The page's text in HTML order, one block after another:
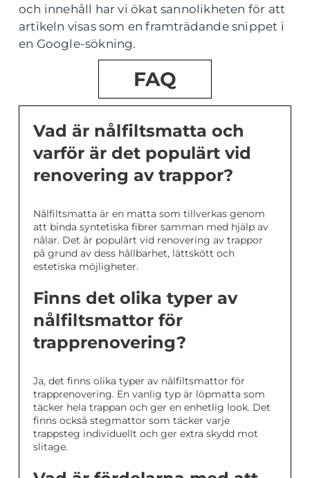
och innehåll har vi ökat sannolikheten för att
artikeln visas som en framträdande snippet i
en Google-sökning.
FAQ
Vad är nålfiltsmatta och
varför är det populärt vid
renovering av trappor?
Nålfiltsmatta är en matta som tillverkas genom
att binda syntetiska fibrer samman med hjälp av
nålar. Det är populärt vid renovering av trappor
på grund av dess hållbarhet, lättskött och
estetiska möjligheter.
Finns det olika typer av
nålfiltsmattor för
trapprenovering?
Ja, det finns olika typer av nålfiltsmattor för
trapprenovering. En vanlig typ är löpmatta som
täcker hela trappan och ger en enhetlig look. Det
finns också stegmattor som täcker varje
trappsteg individuellt och ger extra skydd mot
slitage.